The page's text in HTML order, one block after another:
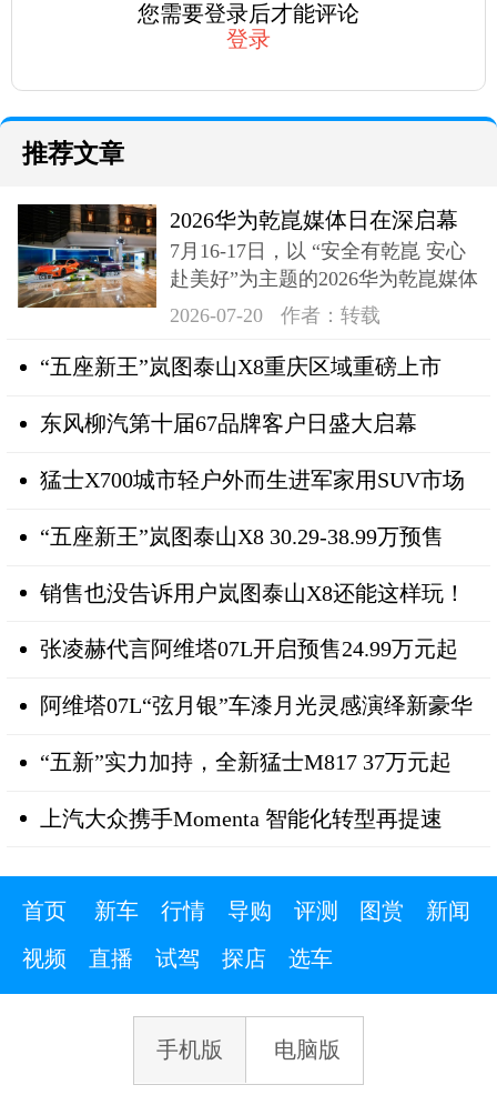
您需要登录后才能评论
登录
推荐文章
2026华为乾崑媒体日在深启幕
奕境X9登场
7月16-17日，以 “安全有乾崑 安心
赴美好”为主题的2026华为乾崑媒体
日在深成功举办
2026-07-20 作者：转载
“五座新王”岚图泰山X8重庆区域重磅上市
东风柳汽第十届67品牌客户日盛大启幕
猛士X700城市轻户外而生进军家用SUV市场
“五座新王”岚图泰山X8 30.29-38.99万预售
销售也没告诉用户岚图泰山X8还能这样玩！
张凌赫代言阿维塔07L开启预售24.99万元起
阿维塔07L“弦月银”车漆月光灵感演绎新豪华
“五新”实力加持，全新猛士M817 37万元起
上汽大众携手Momenta 智能化转型再提速
首页 新车 行情 导购 评测 图赏
新闻
视频
直播 试驾 探店 选车
手机版 电脑版